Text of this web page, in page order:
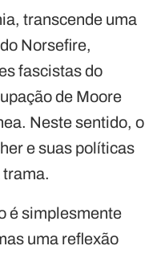
transcende uma
Norsefire,
fascistas do
de Moore
Neste sentido, o
e suas políticas
é simplesmente
uma reflexão